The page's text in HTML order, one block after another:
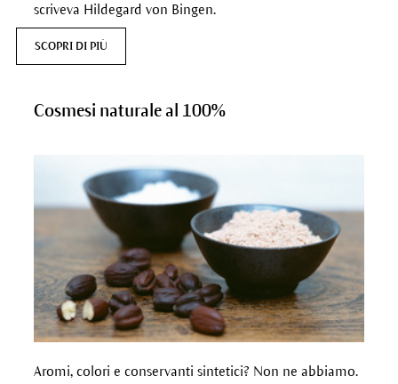
scriveva Hildegard von Bingen.
SCOPRI DI PIÙ
Cosmesi naturale al 100%
Aromi, colori e conservanti sintetici? Non ne abbiamo.